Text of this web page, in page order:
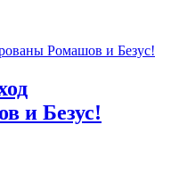
и Безус!